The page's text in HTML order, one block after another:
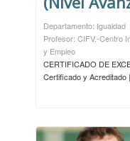
Departamento: Igualdad
Profesor: CIFV.-Centro
y Empleo
CERTIFICADO DE
Certificado y Acreditado